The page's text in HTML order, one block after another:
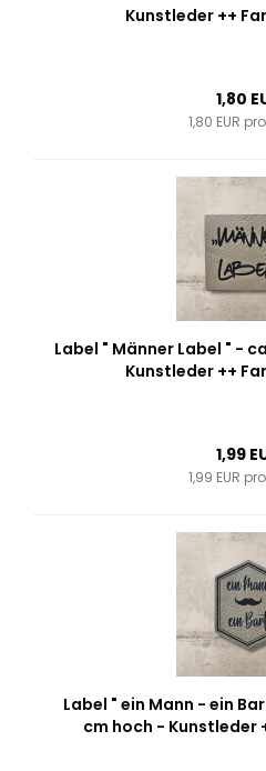
Kunstleder ++
1,80
1,80 EUR
Label " Männer Label " -
Kunstleder ++
1,99
1,99 EUR
Label " ein Mann - ein
cm hoch - Kunstleder